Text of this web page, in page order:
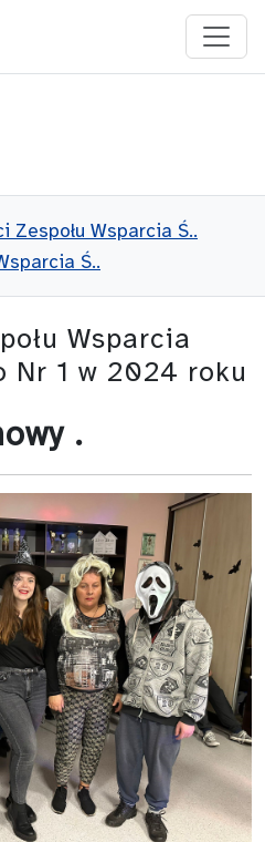
Zespołu Wsparcia Ś..
Ś..
Wsparcia
Nr 1 w 2024 roku
.